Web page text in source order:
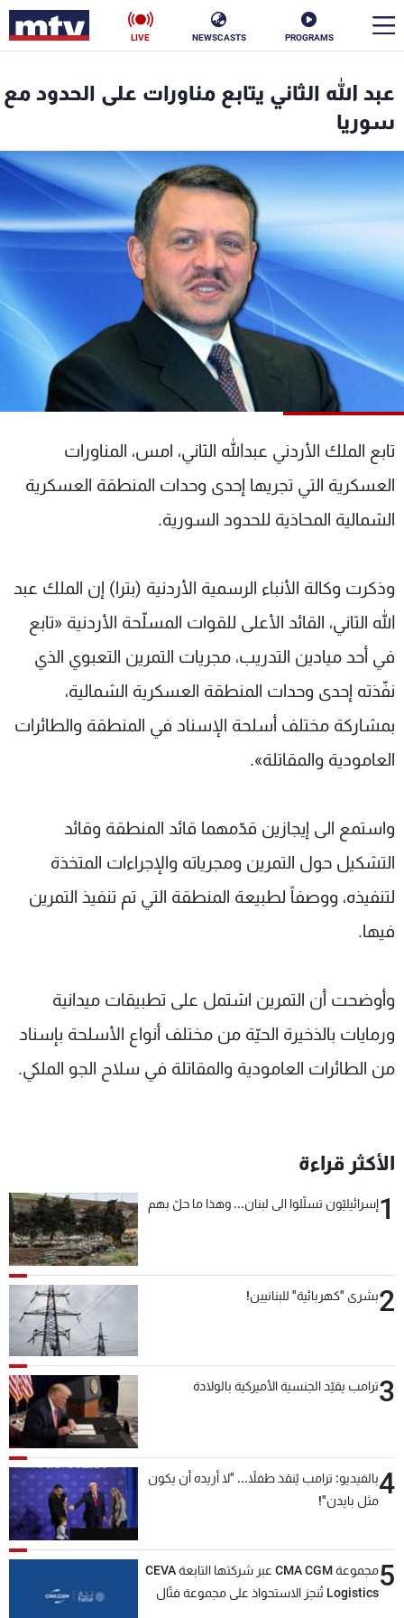
PROGRAMS
NEWSCASTS
LIVE
عبد الله الثاني يتابع مناورات على الحدود مع
سوريا
تابع الملك الأردني عبدالله الثاني، امس، المناورات
العسكرية التي تجريها إحدى وحدات المنطقة العسكرية
الشمالية المحاذية للحدود السورية.
وذكرت وكالة الأنباء الرسمية الأردنية (بترا) إن الملك عبد
الله الثاني، القائد الأعلى للقوات المسلّحة الأردنية «تابع
في أحد ميادين التدريب، مجريات التمرين التعبوي الذي
نفّذته إحدى وحدات المنطقة العسكرية الشمالية،
بمشاركة مختلف أسلحة الإسناد في المنطقة والطائرات
العامودية والمقاتلة».
واستمع الى إيجازين قدّمهما قائد المنطقة وقائد
التشكيل حول التمرين ومجرياته والإجراءات المتخذة
لتنفيذه، ووصفاً لطبيعة المنطقة التي تم تنفيذ التمرين
فيها.
وأوضحت أن التمرين اشتمل على تطبيقات ميدانية
ورمايات بالذخيرة الحيّة من مختلف أنواع الأسلحة بإسناد
من الطائرات العامودية والمقاتلة في سلاح الجو الملكي.
الأكثر قراءة
1إسرائيليّون تسلّلوا الى لبنان... وهذا ما حلّ بهم
2بشرى "كهربائية" للبنانيين!
3ترامب يقيّد الجنسية الأميركية بالولادة
4بالفيديو: ترامب يُنقذ طفلاً... "لا أريده أن يكون
مثل بايدن"!
5
مجموعة CMA CGM عبر شركتها التابعة CEVA
Logistics تُنجز الاستحواذ على مجموعة فتّال
ناس
إقتصاد
منوعات رياضة
كأس العالم
البرامج
جدول البرامج
الترددات
الإنـتـاج
تواصل معنا